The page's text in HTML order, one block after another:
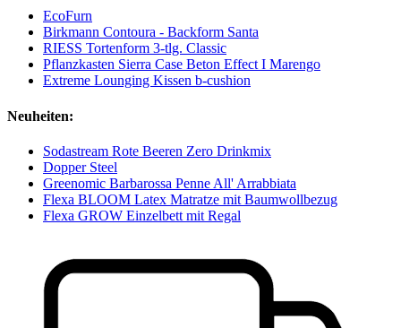
EcoFurn
Birkmann Contoura - Backform Santa
RIESS Tortenform 3-tlg. Classic
Pflanzkasten Sierra Case Beton Effect I Marengo
Extreme Lounging Kissen b-cushion
Neuheiten:
Sodastream Rote Beeren Zero Drinkmix
Dopper Steel
Greenomic Barbarossa Penne All' Arrabbiata
Flexa BLOOM Latex Matratze mit Baumwollbezug
Flexa GROW Einzelbett mit Regal